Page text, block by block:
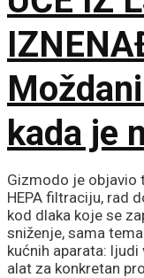
kada je
Gizmodo je objavio
HEPA filtraciju, rad
kod dlaka koje se
sniženje, sama
kućnih aparata: ljudi
alat za konkretan